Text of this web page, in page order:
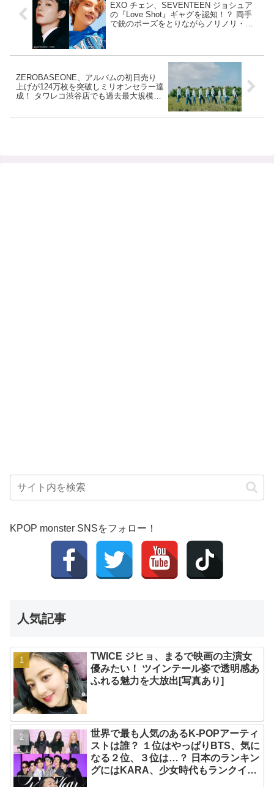
EXO チェン、SEVENTEEN ジョシュア
の『Love Shot』ギャグを認知！？ 両手
で銃のポーズをとりながらノリノリ・・
ZEROBASEONE、アルバムの初日売り
上げが124万枚を突破しミリオンセラー達
成！ タワレコ渋谷店でも過去最大規模の
KPOP monster SNSをフォロー！
人気記事
TWICE ジヒョ、まるで映画の主演女
優みたい！ ツインテール姿で透明感あ
ふれる魅力を大放出[写真あり]
世界で最も人気のあるK-POPアーティ
ストは誰？ １位はやっぱりBTS、気に
なる２位、３位は…？ 日本のランキン
グにはKARA、少女時代もランクイ